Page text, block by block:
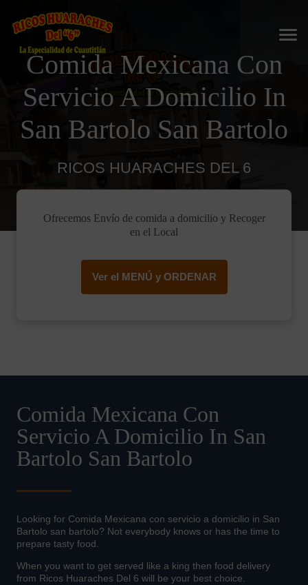
Comida Mexicana Con
Servicio A Domicilio In
San Bartolo San Bartolo
RICOS HUARACHES DEL 6
Ofrecemos Envío de comida a domicilio y Recoger
en el Local
Ver el MENÚ y ORDENAR
Comida Mexicana Con
Servicio A Domicilio In San
Bartolo San Bartolo
Looking for Comida Mexicana con servicio a domicilio in San
Bartolo san bartolo? Not everybody knows or has the time to
prepare tasty food.
When you want to get served like a king then food delivery
from Ricos Huaraches Del 6 will be your best choice.